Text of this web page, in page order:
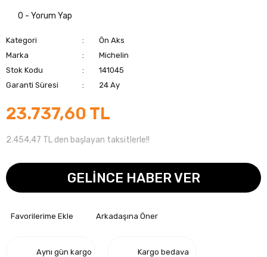
0 - Yorum Yap
Kategori
Ön Aks
Marka
Michelin
Stok Kodu
141045
Garanti Süresi
24 Ay
23.737,60 TL
2.454,47 TL den başlayan taksitlerle!!
GELİNCE HABER VER
Arkadaşına Öner
Aynı gün kargo Kargo bedava